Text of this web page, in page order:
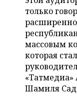
ЭНЕРГЕТИКА
БИЗНЕС-БРАНЧИ
ONLINE-
ОТКРЫТАЯ
ФУТБОЛ
ХОККЕЙ
БАСКЕТБОЛ
ВОЛЕЙБОЛ
НОВОСТИ
ВЛАСТЬ
ИСТОРИЯ
ФОТОГАЛЕРЕЯ
СЮЖЕТЫ
СПРАВОЧНИК
СПИСОК ПЕРСОН
ПОЛНАЯ ВЕРСИЯ
только
массовым
которая
«Татмедиа»
Шамиля